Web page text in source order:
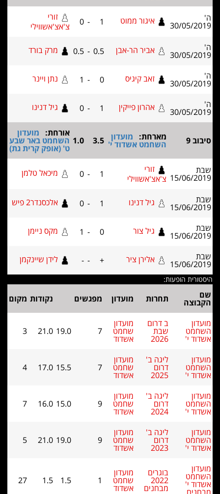
איגור ממוט 1
-
0
צ'אצ'אשווילי
אביר הר-אבן 0.5
-
0.5 מרק בורד
זאב קיגיס 0
-
1 נתן ויינר
אהרון פייקין 1
-
0 גיל דנינו
מועדון
אשדוד י' 3.5
1.0
אורחת:
השחמט באר שבע
ט' (אופק קרית גת)
זורי
1 מיכאל טלמן
גיל דנינו 1
-
0 אלכסנדר2 פיש
גיל צור 0
-
1 מקס ניימן
אלירן ציר +
-
- לידן שיינקמן
מועדון מפגשים נקודות מקום
דרום
שחמט
אשדוד
7
19.0
21.0
ב'
שחמט
אשדוד
7
15.5
17.0
ב'
שחמט
אשדוד
9
15.0
16.0
ב'
שחמט
אשדוד
9
19.0
21.0
מועדון
שחמט
אשדוד
1
1.5
1.5